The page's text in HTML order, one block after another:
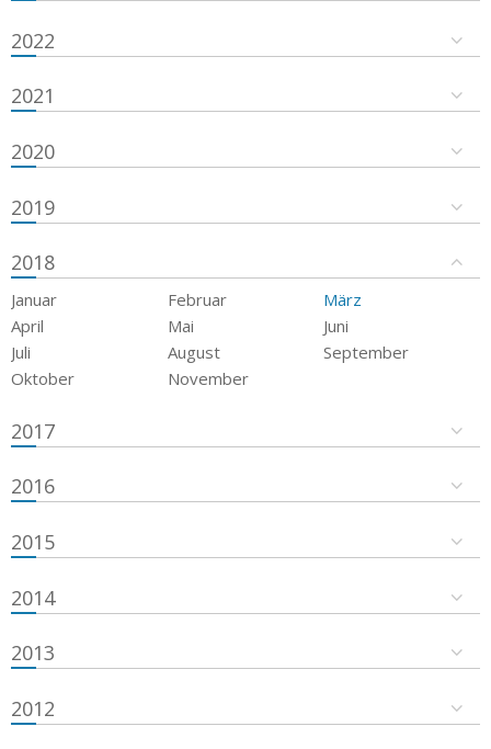
2022
2021
2020
2019
2018
Januar Februar
März
April
Mai
Juni
Juli
August
September
Oktober
November
2017
2016
2015
2014
2013
2012